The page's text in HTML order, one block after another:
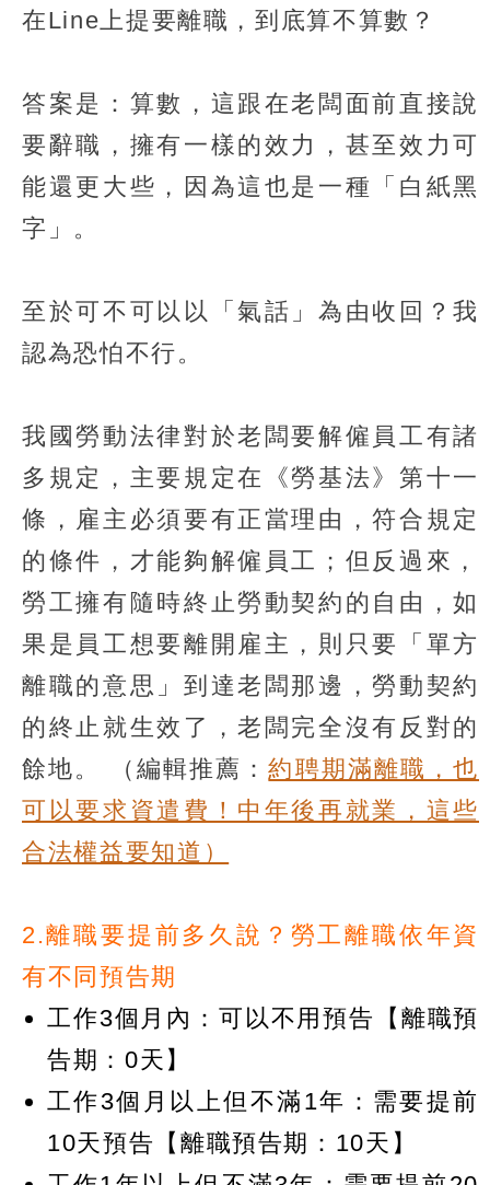
在Line上提要離職，到底算不算數？
答案是：算數，這跟在老闆面前直接說
要辭職，擁有一樣的效力，甚至效力可
能還更大些，因為這也是一種「白紙黑
字」。
至於可不可以以「氣話」為由收回？我
認為恐怕不行。
我國勞動法律對於老闆要解僱員工有諸
多規定，主要規定在《勞基法》第十一
條，雇主必須要有正當理由，符合規定
的條件，才能夠解僱員工；但反過來，
勞工擁有隨時終止勞動契約的自由，如
果是員工想要離開雇主，則只要「單方
離職的意思」到達老闆那邊，勞動契約
的終止就生效了，老闆完全沒有反對的
餘地。
（編輯推薦：約聘期滿離職，也
可以要求資遣費！中年後再就業，這些
合法權益要知道）
2.離職要提前多久說？勞工離職依年資
有不同預告期
工作3個月內：可以不用預告【離職預
告期：0天】
工作3個月以上但不滿1年：需要提前
10天預告【離職預告期：10天】